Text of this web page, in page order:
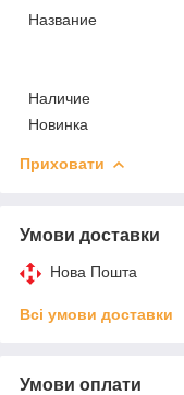
Название
Наличие
Новинка
Приховати
Умови доставки
Нова Пошта
Всі умови доставки
Умови оплати